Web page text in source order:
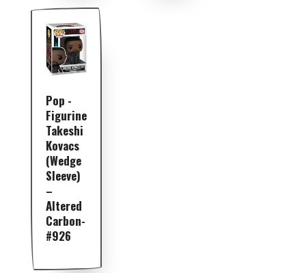
Pop -
Figurine
Takeshi
Kovacs
(Wedge
Sleeve)
–
Altered
Carbon-
#926